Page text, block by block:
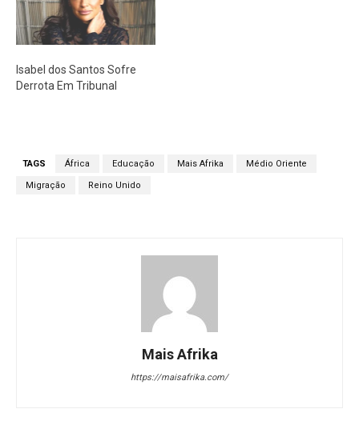
Isabel dos Santos Sofre
Derrota Em Tribunal
TAGS África Educação Mais Afrika Médio Oriente
Migração Reino Unido
Mais Afrika
https://maisafrika.com/